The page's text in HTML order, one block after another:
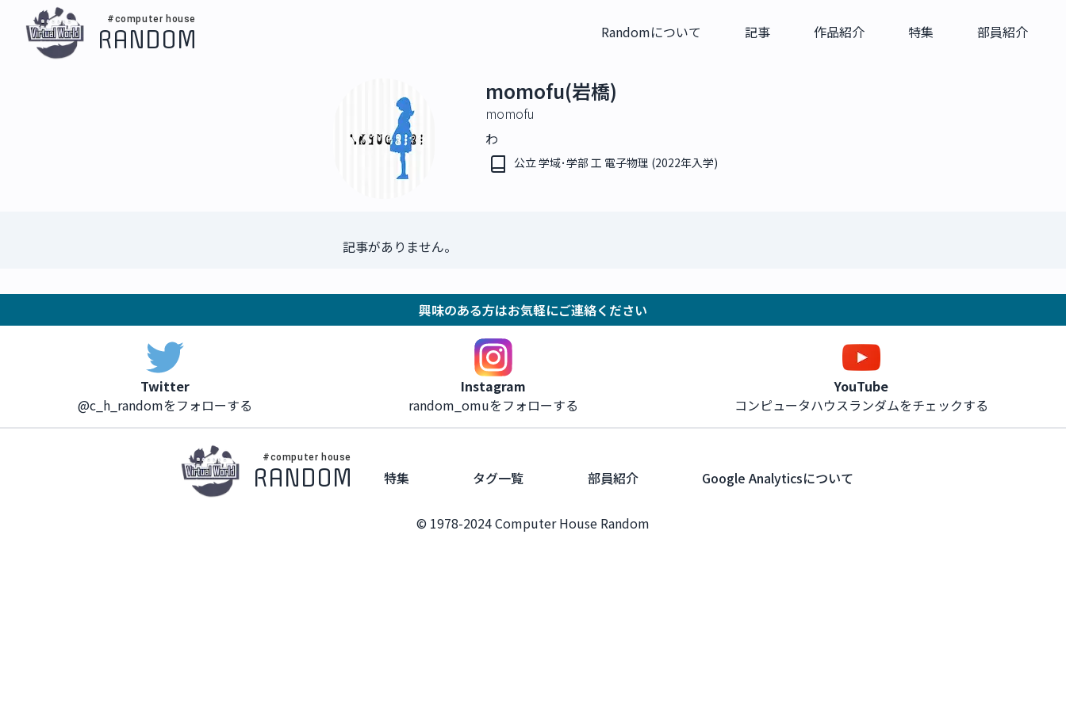
#computer house
RANDOM Randomについて 記事 作品紹介 特集 部員紹介
momofu(岩橋)
momofu
わ
公立 学域･学部 工 電子物理 (2022年入学)
記事がありません。
興味のある方はお気軽にご連絡ください
Twitter
@c_h_randomをフォローする
Instagram
random_omuをフォローする
YouTube
コンピュータハウスランダムをチェックする
#computer house
RANDOM 特集 タグ一覧 部員紹介 Google Analyticsについて
© 1978-2024 Computer House Random